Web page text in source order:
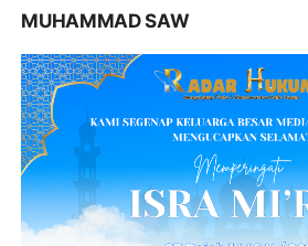
MUHAMMAD SAW